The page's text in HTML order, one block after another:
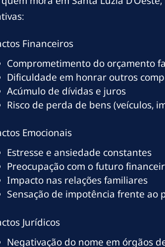
Financeiros
Comprometimento do orçamento
Dificuldade em honrar outros
Acúmulo de dívidas e juros
Risco de perda de bens (veículos,
Emocionais
Estresse e ansiedade constantes
Preocupação com o futuro
Impacto nas relações familiares
Sensação de impotência frente ao
Jurídicos
Negativação do nome em órgãos